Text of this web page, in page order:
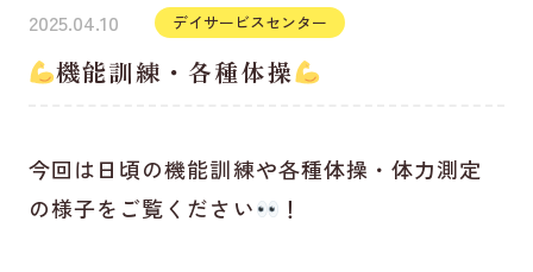
2025.04.10 デイサービスセンター
機能訓練・各種体操
今回は日頃の機能訓練や各種体操・体力測定
の様子をご覧ください
！